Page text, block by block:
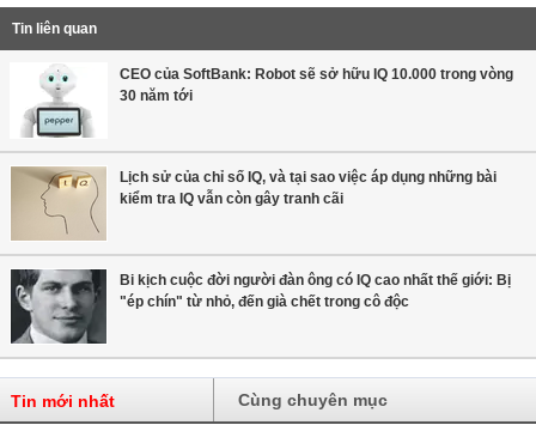
Tin liên quan
CEO của SoftBank: Robot sẽ sở hữu IQ 10.000 trong vòng
30 năm tới
Lịch sử của chỉ số IQ, và tại sao việc áp dụng những bài
kiểm tra IQ vẫn còn gây tranh cãi
Bi kịch cuộc đời người đàn ông có IQ cao nhất thế giới: Bị
"ép chín" từ nhỏ, đến già chết trong cô độc
Tin mới nhất Cùng chuyên mục